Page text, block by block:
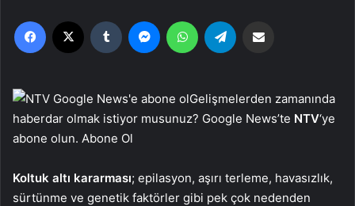
Facebook Tumblr MessengerWhatsApp
Gelişmelerden zamanında
haberdar olmak istiyor musunuz? Google News’te NTV‘ye
abone olun. Abone Ol
Koltuk altı kararması; epilasyon, aşırı terleme, havasızlık,
sürtünme ve genetik faktörler gibi pek çok nedenden